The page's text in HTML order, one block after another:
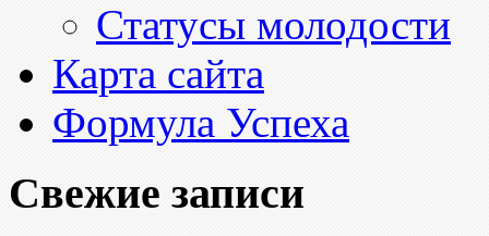
Статусы молодости
Карта сайта
Формула Успеха
Свежие записи